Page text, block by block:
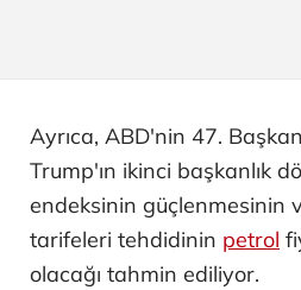
Ayrıca, ABD'nin 47.
Trump'ın ikinci başkanlık
endeksinin güçlenmesinin
tarifeleri tehdidinin petrol
olacağı tahmin ediliyor.